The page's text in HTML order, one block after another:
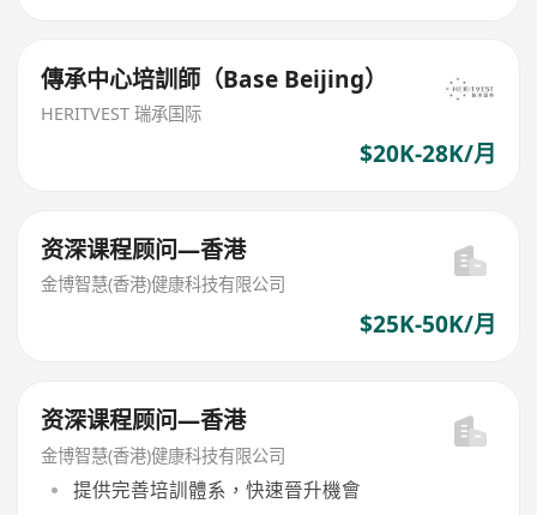
傳承中心培訓師（Base Beijing）
HERITVEST 瑞承国际
$20K-28K/月
资深课程顾问—香港
金博智慧(香港)健康科技有限公司
$25K-50K/月
资深课程顾问—香港
金博智慧(香港)健康科技有限公司
提供完善培訓體系，快速晉升機會